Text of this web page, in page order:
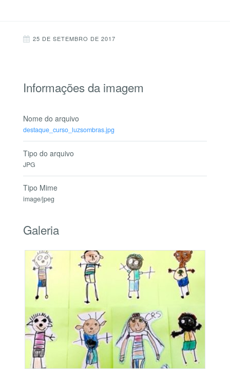
25 DE SETEMBRO DE 2017
Informações da imagem
Nome do arquivo
destaque_curso_luzsombras.jpg
Tipo do arquivo
JPG
Tipo Mime
image/jpeg
Galeria